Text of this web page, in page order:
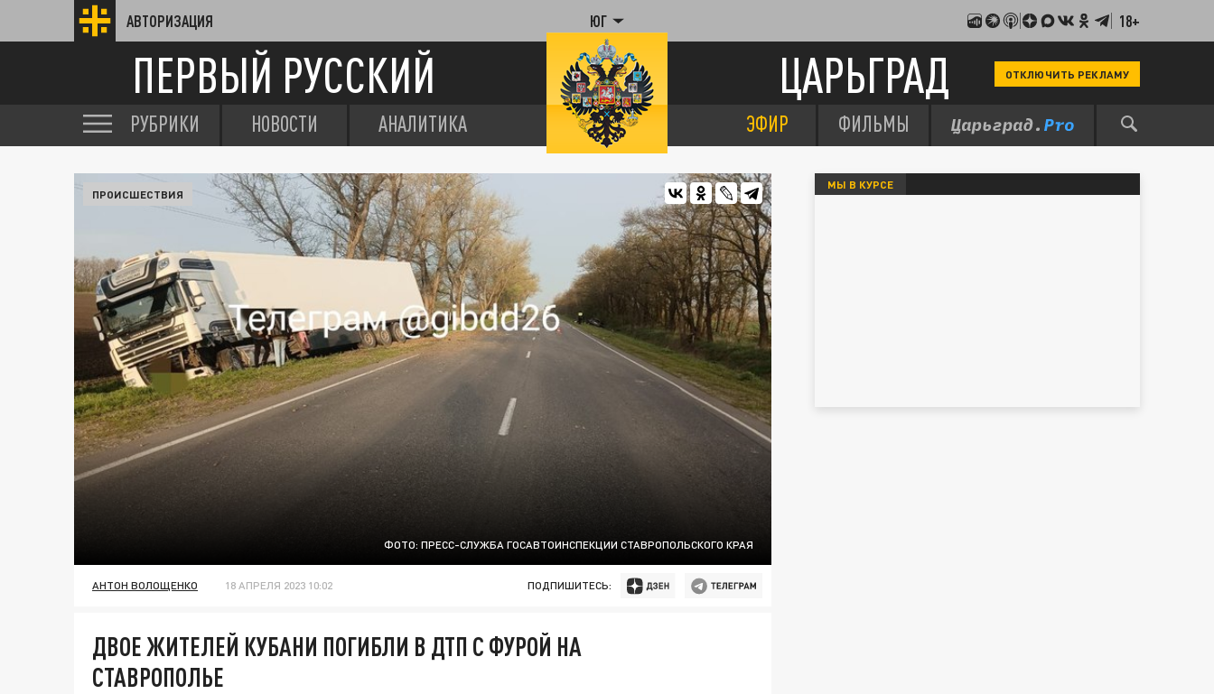
АВТОРИЗАЦИЯ ЮГ 18+
ПЕРВЫЙ РУССКИЙ ЦАРЬГРАД ОТКЛЮЧИТЬ РЕКЛАМУ
РУБРИКИ НОВОСТИ АНАЛИТИКА ЭФИР ФИЛЬМЫ
ФОТО: ПРЕСС-СЛУЖБА ГОСАВТОИНСПЕКЦИИ СТАВРОПОЛЬСКОГО КРАЯ
ПРОИСШЕСТВИЯ
АНТОН ВОЛОЩЕНКО 18 АПРЕЛЯ 2023 10:02 ПОДПИШИТЕСЬ:
ДВОЕ ЖИТЕЛЕЙ КУБАНИ ПОГИБЛИ В ДТП С ФУРОЙ НА
СТАВРОПОЛЬЕ
МЫ В КУРСЕ